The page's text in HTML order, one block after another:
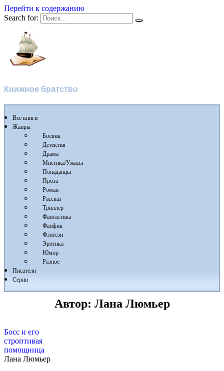
Перейти к содержанию
Search for:
Книжное братство
Все книги
Жанры
Боевик
Детектив
Драма
Мистика/Ужасы
Попаданцы
Проза
Роман
Рассказ
Триллер
Фантастика
Фанфик
Фэнтези
Эротика
Юмор
Разное
Писатели
Серии
Автор: Лана Люмьер
Босс и его
строптивая
помощница
Лана Люмьер